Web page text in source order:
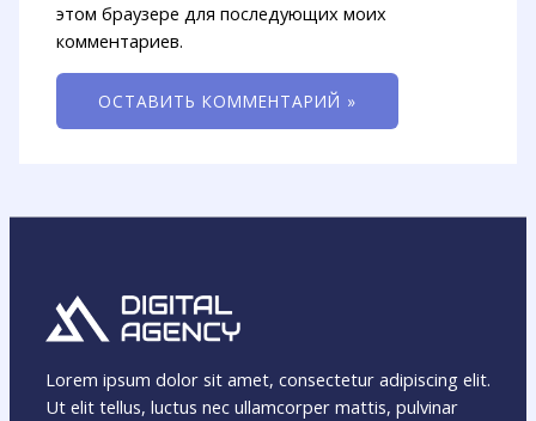
этом браузере для последующих моих
комментариев.
Lorem ipsum dolor sit amet, consectetur adipiscing elit.
Ut elit tellus, luctus nec ullamcorper mattis, pulvinar